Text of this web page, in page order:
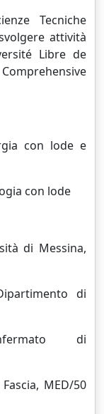
Tecniche
attività
Libre de
con lode e
con lode
di Messina,
di
di
MED/50